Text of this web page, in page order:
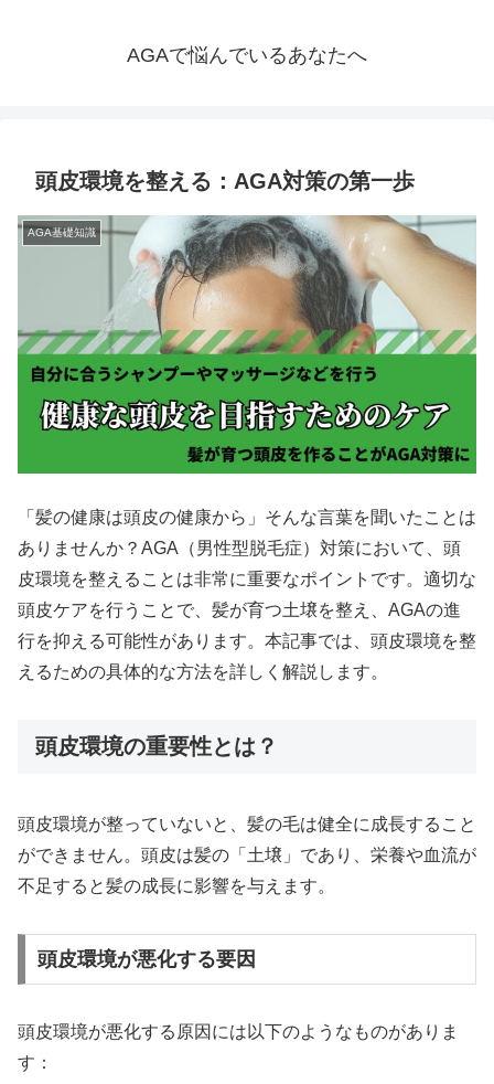
AGAで悩んでいるあなたへ
頭皮環境を整える：AGA対策の第一歩
AGA基礎知識
「髪の健康は頭皮の健康から」そんな言葉を聞いたことは
ありませんか？AGA（男性型脱毛症）対策において、頭
皮環境を整えることは非常に重要なポイントです。適切な
頭皮ケアを行うことで、髪が育つ土壌を整え、AGAの進
行を抑える可能性があります。本記事では、頭皮環境を整
えるための具体的な方法を詳しく解説します。
頭皮環境の重要性とは？
頭皮環境が整っていないと、髪の毛は健全に成長すること
ができません。頭皮は髪の「土壌」であり、栄養や血流が
不足すると髪の成長に影響を与えます。
頭皮環境が悪化する要因
頭皮環境が悪化する原因には以下のようなものがありま
す：